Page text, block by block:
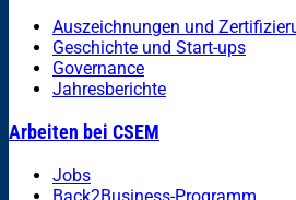
Auszeichnungen und
Geschichte und Start-ups
Governance
Jahresberichte
Arbeiten bei CSEM
Jobs